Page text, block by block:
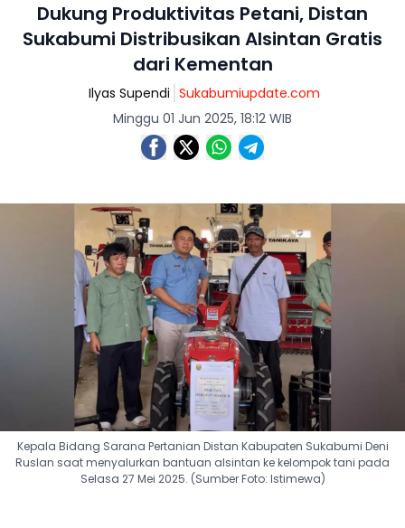
Dukung Produktivitas Petani, Distan
Sukabumi Distribusikan Alsintan Gratis
dari Kementan
Ilyas Supendi Sukabumiupdate.com
Minggu 01 Jun 2025, 18:12 WIB
Kepala Bidang Sarana Pertanian Distan Kabupaten Sukabumi Deni
Ruslan saat menyalurkan bantuan alsintan ke kelompok tani pada
Selasa 27 Mei 2025. (Sumber Foto: Istimewa)